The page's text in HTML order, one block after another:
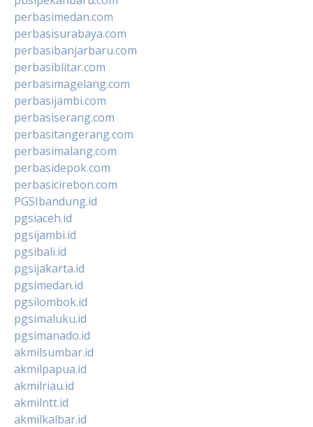
perbasimedan.com
perbasisurabaya.com
perbasibanjarbaru.com
perbasiblitar.com
perbasimagelang.com
perbasijambi.com
perbasiserang.com
perbasitangerang.com
perbasimalang.com
perbasidepok.com
perbasicirebon.com
PGSIbandung.id
pgsiaceh.id
pgsijambi.id
pgsibali.id
pgsijakarta.id
pgsimedan.id
pgsilombok.id
pgsimaluku.id
pgsimanado.id
akmilsumbar.id
akmilpapua.id
akmilriau.id
akmilntt.id
akmilkalbar.id